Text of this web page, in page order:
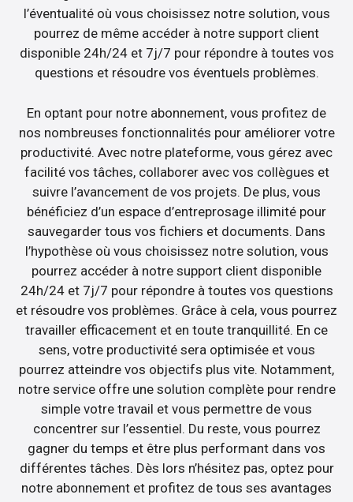
l’éventualité où vous choisissez notre solution, vous
pourrez de même accéder à notre support client
disponible 24h/24 et 7j/7 pour répondre à toutes vos
questions et résoudre vos éventuels problèmes.
En optant pour notre abonnement, vous profitez de
nos nombreuses fonctionnalités pour améliorer votre
productivité. Avec notre plateforme, vous gérez avec
facilité vos tâches, collaborer avec vos collègues et
suivre l’avancement de vos projets. De plus, vous
bénéficiez d’un espace d’entreprosage illimité pour
sauvegarder tous vos fichiers et documents. Dans
l’hypothèse où vous choisissez notre solution, vous
pourrez accéder à notre support client disponible
24h/24 et 7j/7 pour répondre à toutes vos questions
et résoudre vos problèmes. Grâce à cela, vous pourrez
travailler efficacement et en toute tranquillité. En ce
sens, votre productivité sera optimisée et vous
pourrez atteindre vos objectifs plus vite. Notamment,
notre service offre une solution complète pour rendre
simple votre travail et vous permettre de vous
concentrer sur l’essentiel. Du reste, vous pourrez
gagner du temps et être plus performant dans vos
différentes tâches. Dès lors n’hésitez pas, optez pour
notre abonnement et profitez de tous ses avantages